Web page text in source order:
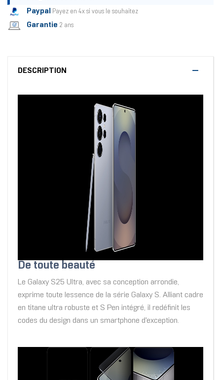
Paypal Payez en 4x si vous le souhaitez
Garantie 2 ans
DESCRIPTION
De toute beauté
Le Galaxy S25 Ultra, avec sa conception arrondie,
exprime toute lessence de la série Galaxy S. Alliant cadre
en titane ultra robuste et S Pen intégré, il redéfinit les
codes du design dans un smartphone d'exception.